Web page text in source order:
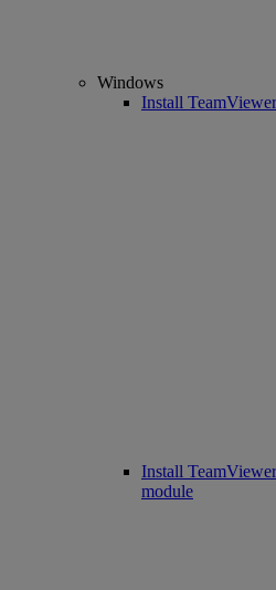
Windows
Install
Install
module